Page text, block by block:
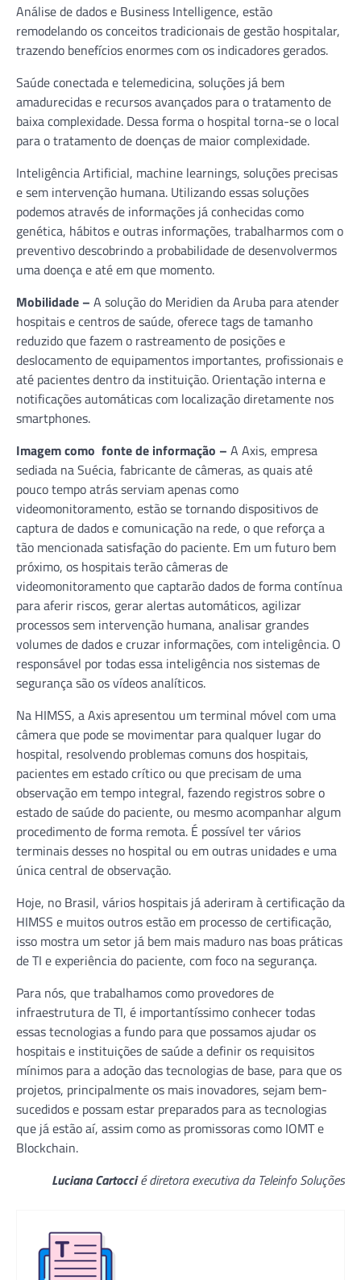
Análise de dados e Business Intelligence, estão
remodelando os conceitos tradicionais de gestão hospitalar,
trazendo benefícios enormes com os indicadores gerados.
Saúde conectada e telemedicina, soluções já bem
amadurecidas e recursos avançados para o tratamento de
baixa complexidade. Dessa forma o hospital torna-se o local
para o tratamento de doenças de maior complexidade.
Inteligência Artificial, machine learnings, soluções precisas
e sem intervenção humana. Utilizando essas soluções
podemos através de informações já conhecidas como
genética, hábitos e outras informações, trabalharmos com o
preventivo descobrindo a probabilidade de desenvolvermos
uma doença e até em que momento.
Mobilidade – A solução do Meridien da Aruba para atender
hospitais e centros de saúde, oferece tags de tamanho
reduzido que fazem o rastreamento de posições e
deslocamento de equipamentos importantes, profissionais e
até pacientes dentro da instituição. Orientação interna e
notificações automáticas com localização diretamente nos
smartphones.
Imagem como fonte de informação – A Axis, empresa
sediada na Suécia, fabricante de câmeras, as quais até
pouco tempo atrás serviam apenas como
videomonitoramento, estão se tornando dispositivos de
captura de dados e comunicação na rede, o que reforça a
tão mencionada satisfação do paciente. Em um futuro bem
próximo, os hospitais terão câmeras de
videomonitoramento que captarão dados de forma contínua
para aferir riscos, gerar alertas automáticos, agilizar
processos sem intervenção humana, analisar grandes
volumes de dados e cruzar informações, com inteligência. O
responsável por todas essa inteligência nos sistemas de
segurança são os vídeos analíticos.
Na HIMSS, a Axis apresentou um terminal móvel com uma
câmera que pode se movimentar para qualquer lugar do
hospital, resolvendo problemas comuns dos hospitais,
pacientes em estado crítico ou que precisam de uma
observação em tempo integral, fazendo registros sobre o
estado de saúde do paciente, ou mesmo acompanhar algum
procedimento de forma remota. É possível ter vários
terminais desses no hospital ou em outras unidades e uma
única central de observação.
Hoje, no Brasil, vários hospitais já aderiram à certificação da
HIMSS e muitos outros estão em processo de certificação,
isso mostra um setor já bem mais maduro nas boas práticas
de TI e experiência do paciente, com foco na segurança.
Para nós, que trabalhamos como provedores de
infraestrutura de TI, é importantíssimo conhecer todas
essas tecnologias a fundo para que possamos ajudar os
hospitais e instituições de saúde a definir os requisitos
mínimos para a adoção das tecnologias de base, para que os
projetos, principalmente os mais inovadores, sejam bem-
sucedidos e possam estar preparados para as tecnologias
que já estão aí, assim como as promissoras como IOMT e
Blockchain.
Luciana Cartoccié diretora executiva da Teleinfo Soluções